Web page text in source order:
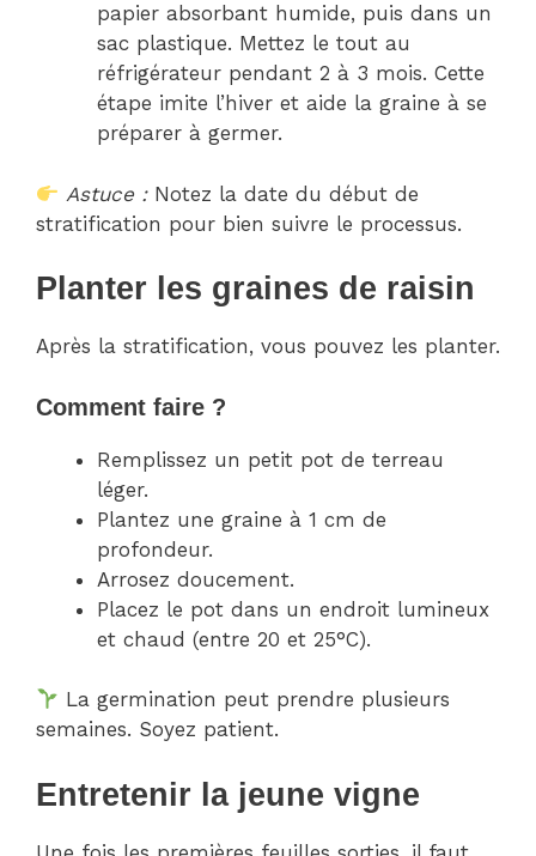
papier absorbant humide, puis dans un
sac plastique. Mettez le tout au
réfrigérateur pendant 2 à 3 mois. Cette
étape imite l’hiver et aide la graine à se
préparer à germer.
Astuce :Notez la date du début de
stratification pour bien suivre le processus.
Planter les graines de raisin
Après la stratification, vous pouvez les planter.
Comment faire ?
Remplissez un petit pot de terreau
léger.
Plantez une graine à 1 cm de
profondeur.
Arrosez doucement.
Placez le pot dans un endroit lumineux
et chaud (entre 20 et 25°C).
La germination peut prendre plusieurs
semaines. Soyez patient.
Entretenir la jeune vigne